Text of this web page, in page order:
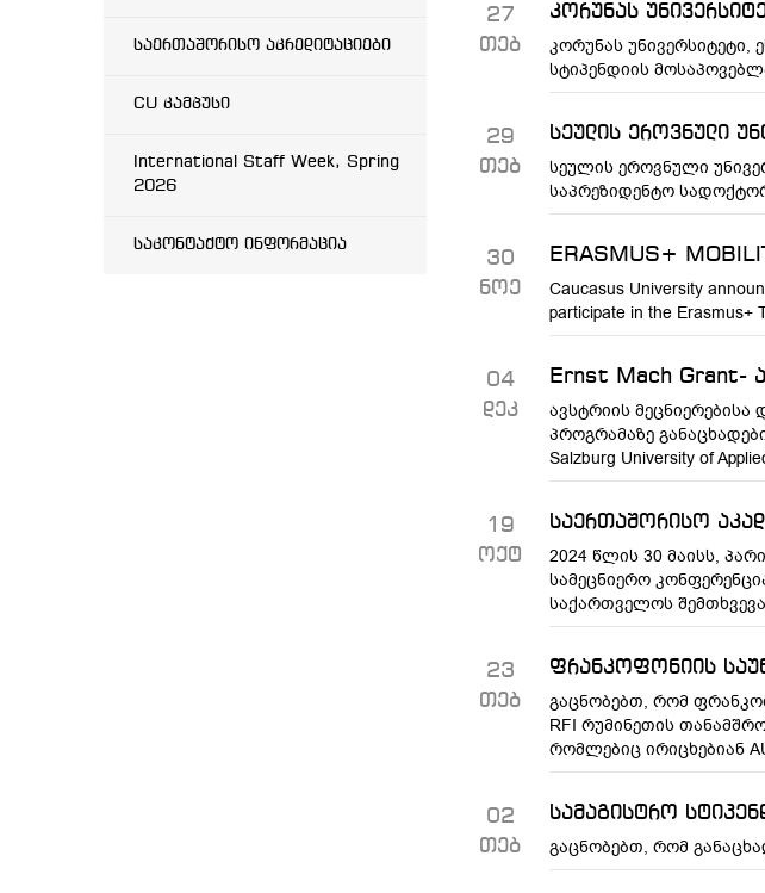
საერთაშორისო აკრედიტაციები
CU კამპუსი
International Staff Week, Spring
2026
საკონტაქტო ინფორმაცია
27
თებ
კორუნას
კორუნას უნივერსიტეტი,
სტიპენდიის
29
თებ
სეულის ეროვნული
სეულის ეროვნული
საპრეზიდენტო
30
ნოე
ERASMUS+
Caucasus University
participate in the Erasmus+
04
დეკ
Ernst Mach Grant-
ავსტრიის
პროგრამაზე
Salzburg University of
19
ოქტ
საერთაშორისო
2024 წლის 30 მაისს,
სამეცნიერო
საქართველოს
23
თებ
ფრანკოფონიის
გაცნობებთ, რომ
RFI რუმინეთის
რომლებიც ირიცხებიან
02
თებ
სამაგისტრო
გაცნობებთ, რომ